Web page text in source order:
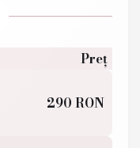
Preț
290 RON